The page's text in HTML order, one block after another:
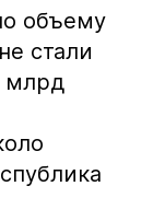
объему
стали
млрд